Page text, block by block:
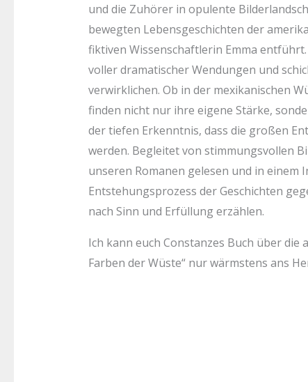
und die Zuhörer in opulente
bewegten Lebensgeschichten der
fiktiven Wissenschaftlerin Emma
voller dramatischer Wendungen und
verwirklichen. Ob in der mexikanischen
finden nicht nur ihre eigene Stärke,
der tiefen Erkenntnis, dass die großen
werden. Begleitet von stimmungsvollen
unseren Romanen gelesen und in einem
Entstehungsprozess der Geschichten
nach Sinn und Erfüllung erzählen.
Ich kann euch Constanzes Buch über die
Farben der Wüste“ nur wärmstens ans